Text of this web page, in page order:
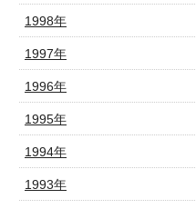
1998年
1997年
1996年
1995年
1994年
1993年